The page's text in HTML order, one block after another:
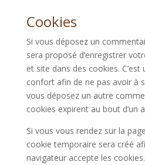
Cookies
Si vous déposez un
sera proposé d’enregistrer
et site dans des cookies.
confort afin de ne pas avoir à
vous déposez un autre
cookies expirent au bout d’un
Si vous vous rendez sur la
cookie temporaire sera créé
navigateur accepte les